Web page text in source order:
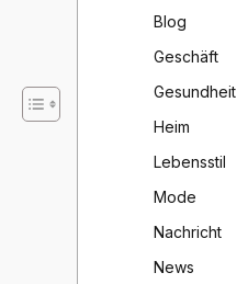
Blog
Geschäft
Gesundheit
Heim
Lebensstil
Mode
Nachricht
News